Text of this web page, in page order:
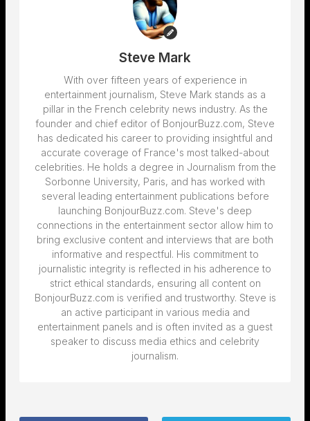
Steve Mark
With over fifteen years of experience in
entertainment journalism, Steve Mark stands as a
pillar in the French celebrity news industry. As the
founder and chief editor of BonjourBuzz.com, Steve
has dedicated his career to providing insightful and
accurate coverage of France's most talked-about
celebrities. He holds a degree in Journalism from the
Sorbonne University, Paris, and has worked with
several leading entertainment publications before
launching BonjourBuzz.com. Steve's deep
connections in the entertainment sector allow him to
bring exclusive content and interviews that are both
informative and respectful. His commitment to
journalistic integrity is reflected in his adherence to
strict ethical standards, ensuring all content on
BonjourBuzz.com is verified and trustworthy. Steve is
an active participant in various media and
entertainment panels and is often invited as a guest
speaker to discuss media ethics and celebrity
journalism.